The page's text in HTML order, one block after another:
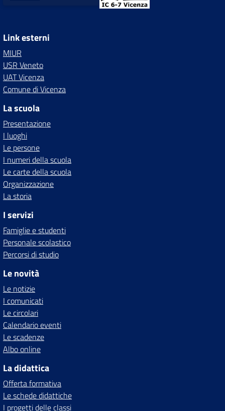
Link esterni
MIUR
USR Veneto
UAT Vicenza
Comune di Vicenza
La scuola
Presentazione
I luoghi
Le persone
I numeri della scuola
Le carte della scuola
Organizzazione
La storia
I servizi
Famiglie e studenti
Personale scolastico
Percorsi di studio
Le novità
Le notizie
I comunicati
Le circolari
Calendario eventi
Le scadenze
Albo online
La didattica
Offerta formativa
Le schede didattiche
I progetti delle classi